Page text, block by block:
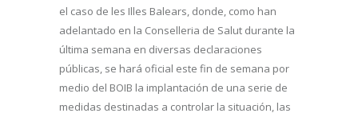
el caso de les Illes Balears, donde, como han
adelantado en la Conselleria de Salut durante la
última semana en diversas declaraciones
públicas, se hará oficial este fin de semana por
medio del BOIB la implantación de una serie de
medidas destinadas a controlar la situación, las